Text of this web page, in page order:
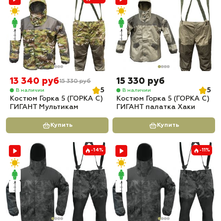
13 340 руб15 330 руб
В наличии
5
Костюм Горка 5 (ГОРКА С)
ГИГАНТ Мультикам
Купить
15 330 руб
В наличии
5
Костюм Горка 5 (ГОРКА С)
ГИГАНТ палатка Хаки
Купить
-14% -11%